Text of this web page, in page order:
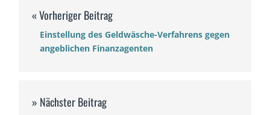
Einstellung des Geldwäsche-Verfahrens gegen
angeblichen Finanzagenten